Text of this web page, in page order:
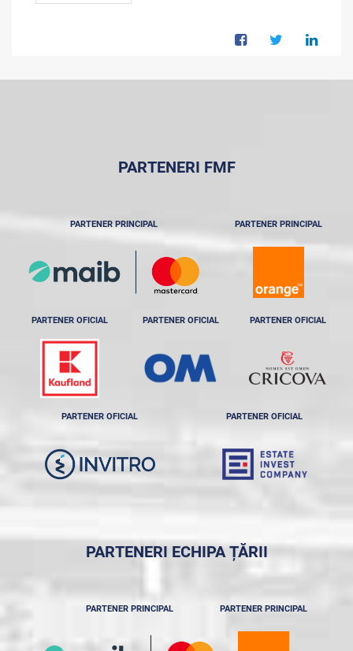
PARTENERI FMF
PARTENER PRINCIPAL PARTENER PRINCIPAL
PARTENER OFICIAL PARTENER OFICIAL PARTENER OFICIAL
PARTENER OFICIAL PARTENER OFICIAL
PARTENERI ECHIPA ȚĂRII
PARTENER PRINCIPAL PARTENER PRINCIPAL